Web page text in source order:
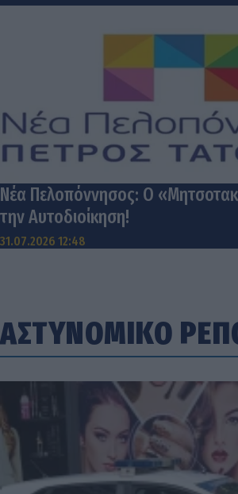
Νέα Πελοπόννησος: Ο
την Αυτοδιοίκηση!
31.07.2026 12:48
ΑΣΤΥΝΟΜΙΚΟ